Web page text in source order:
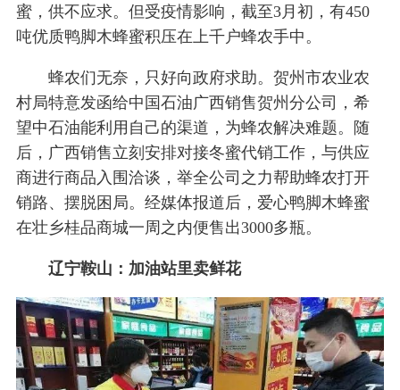
蜜，供不应求。但受疫情影响，截至3月初，有450
吨优质鸭脚木蜂蜜积压在上千户蜂农手中。
蜂农们无奈，只好向政府求助。贺州市农业农
村局特意发函给中国石油广西销售贺州分公司，希
望中石油能利用自己的渠道，为蜂农解决难题。随
后，广西销售立刻安排对接冬蜜代销工作，与供应
商进行商品入围洽谈，举全公司之力帮助蜂农打开
销路、摆脱困局。经媒体报道后，爱心鸭脚木蜂蜜
在壮乡桂品商城一周之内便售出3000多瓶。
辽宁鞍山：加油站里卖鲜花